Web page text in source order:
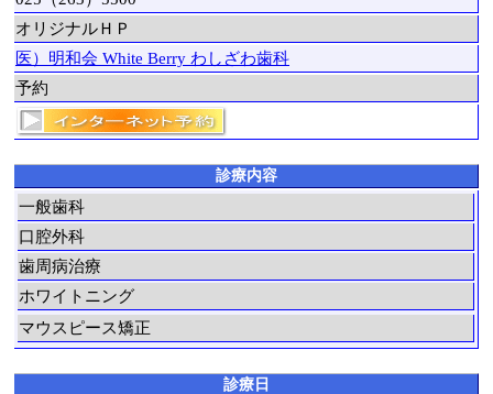
オリジナルＨＰ
医）明和会 White Berry わしざわ歯科
予約
診療内容
一般歯科
口腔外科
歯周病治療
ホワイトニング
マウスピース矯正
診療日